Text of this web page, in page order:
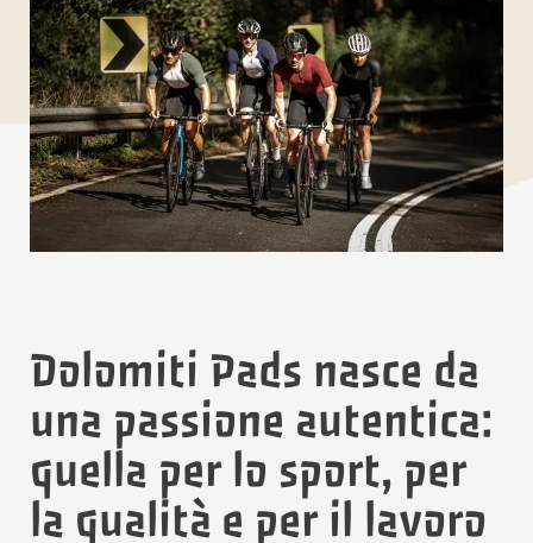
Dolomiti Pads nasce da
una passione autentica:
quella per lo sport, per
la qualità e per il lavoro